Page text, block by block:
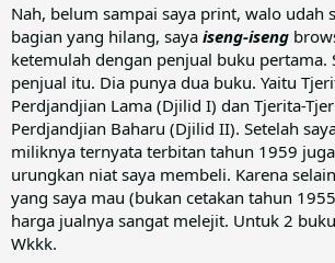
Nah, belum sampai saya print, walo udah
bagian yang hilang, saya iseng-iseng
ketemulah dengan penjual buku pertama.
penjual itu. Dia punya dua buku. Yaitu
Perdjandjian Lama (Djilid I) dan Tjerita-
Perdjandjian Baharu (Djilid II). Setelah
miliknya ternyata terbitan tahun 1959
urungkan niat saya membeli. Karena
yang saya mau (bukan cetakan tahun
harga jualnya sangat melejit. Untuk 2
Wkkk.